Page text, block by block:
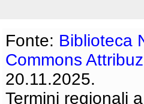
Fonte: Biblioteca
Commons
20.11.2025.
Termini regionali